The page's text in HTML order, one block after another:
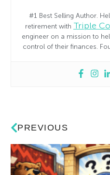
#1 Best Selling Author.
retirement with Triple
engineer on a mission to
control of their finances.
PREVIOUS